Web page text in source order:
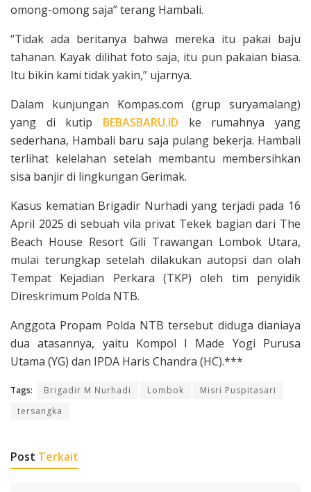
omong-omong saja” terang Hambali.
“Tidak ada beritanya bahwa mereka itu pakai baju
tahanan. Kayak dilihat foto saja, itu pun pakaian biasa.
Itu bikin kami tidak yakin,” ujarnya.
Dalam kunjungan Kompas.com (grup suryamalang)
yang di kutip BEBASBARU.ID ke rumahnya yang
sederhana, Hambali baru saja pulang bekerja. Hambali
terlihat kelelahan setelah membantu membersihkan
sisa banjir di lingkungan Gerimak.
Kasus kematian Brigadir Nurhadi yang terjadi pada 16
April 2025 di sebuah vila privat Tekek bagian dari The
Beach House Resort Gili Trawangan Lombok Utara,
mulai terungkap setelah dilakukan autopsi dan olah
Tempat Kejadian Perkara (TKP) oleh tim penyidik
Direskrimum Polda NTB.
Anggota Propam Polda NTB tersebut diduga dianiaya
dua atasannya, yaitu Kompol I Made Yogi Purusa
Utama (YG) dan IPDA Haris Chandra (HC).***
Tags: Brigadir M Nurhadi Lombok
Misri Puspitasari
tersangka
Post Terkait